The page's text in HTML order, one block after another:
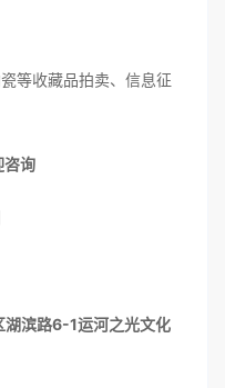
等收藏品拍卖、信息征
咨询
湖滨路6-1运河之光文化